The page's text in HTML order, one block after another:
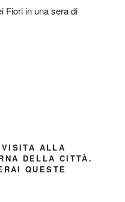
Fiori in una sera di
ALLA
DELLA CITTÀ.
QUESTE